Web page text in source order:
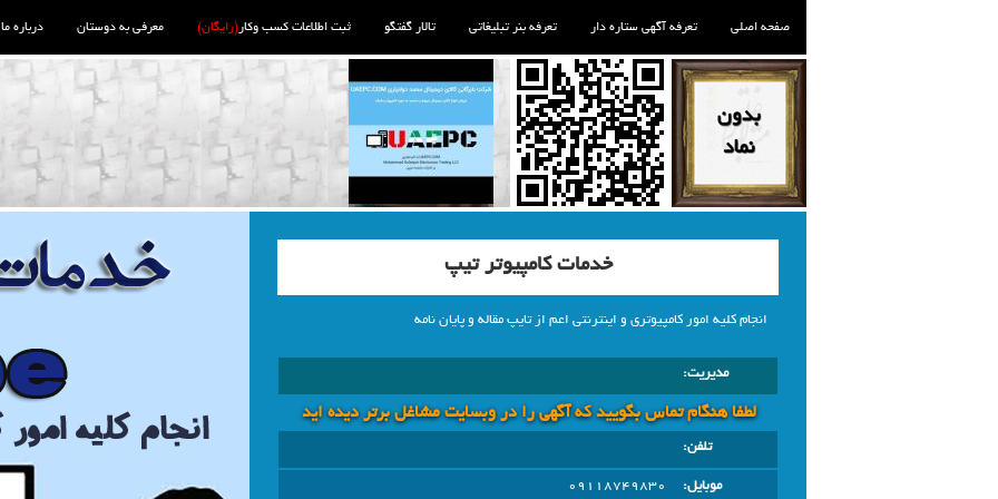
صفحه اصلی تعرفه آگهی ستاره دار تعرفه بنر تبلیغاتی تالار گفتگو ثبت اطلاعات کسب وکار(رایگان) معرفی به دوستان درباره ما
خدمات کامپیوتر تیپ
انجام کلیه امور کامپیوتری و اینترنتی اعم از تایپ مقاله و پایان نامه
مدیریت:
لطفا هنگام تماس بگویید که آگهی را در وبسايت مشاغل برتر دیده اید
تلفن:
موبایل:
09118749830